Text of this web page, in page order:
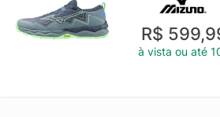
R$
à vista ou até